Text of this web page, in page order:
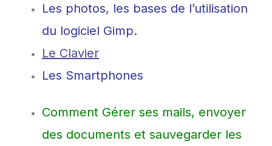
Les photos, les bases de l’utilisation
du logiciel Gimp.
Le Clavier
Les Smartphones
Comment Gérer ses mails, envoyer
des documents et sauvegarder les